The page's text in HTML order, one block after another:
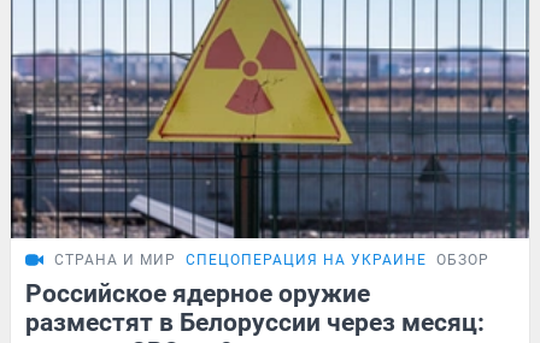
СТРАНА И МИР СПЕЦОПЕРАЦИЯ НА УКРАИНЕ ОБЗОР
Российское ядерное оружие
разместят в Белоруссии через месяц: